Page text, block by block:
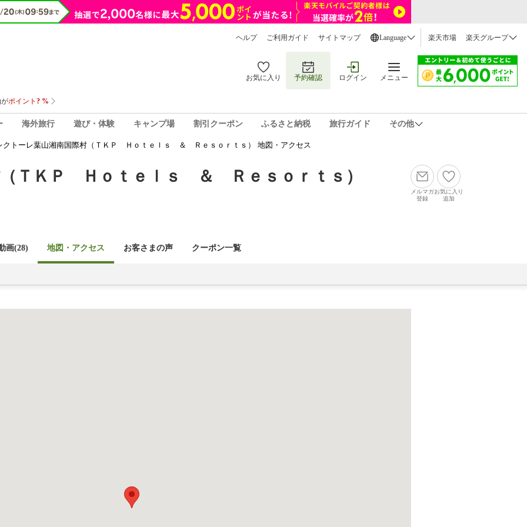
ヘルプ ご利用ガイド サイトマップ Language 楽天市場 楽天グループ
お気に入り 予約確認 ログイン メニュー
海外旅行 遊び・体験 キャンプ場 割引クーポン ふるさと納税 旅行ガイド その他
クトーレ葉山湘南国際村（ＴＫＰ Ｈｏｔｅｌｓ ＆ Ｒｅｓｏｒｔｓ） 地図・アクセス
（ＴＫＰ Ｈｏｔｅｌｓ ＆ Ｒｅｓｏｒｔｓ）
メルマガ
登録
お気に入り
追加
画(28) 地図・アクセス お客さまの声 クーポン一覧